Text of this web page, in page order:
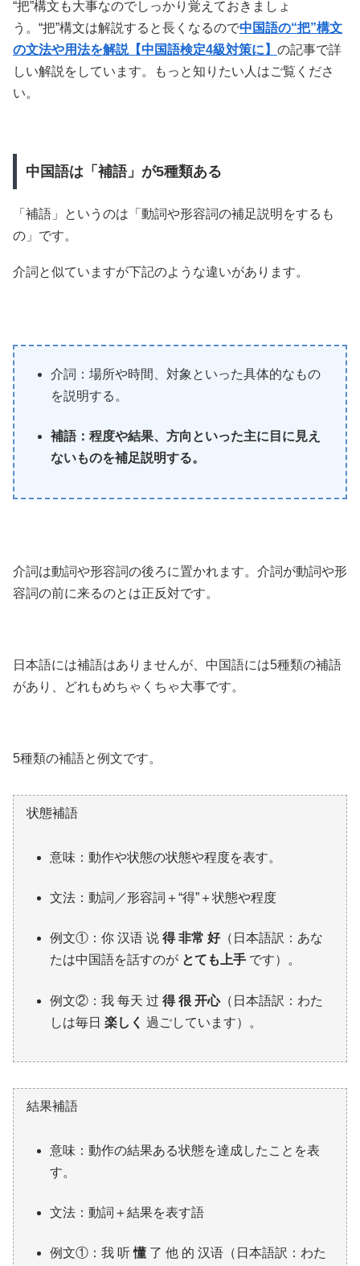
“把”構文も大事なのでしっかり覚えておきましょ
う。“把”構文は解説すると長くなるので中国語の“把”構文
の文法や用法を解説【中国語検定4級対策に】 の記事で詳
しい解説をしています。もっと知りたい人はご覧くださ
い。
中国語は「補語」が5種類ある
「補語」というのは「動詞や形容詞の補足説明をするも
の」です。
介詞と似ていますが下記のような違いがあります。
介詞：場所や時間、対象といった具体的なもの
を説明する。
補語：程度や結果、方向といった主に目に見え
ないものを補足説明する。
介詞は動詞や形容詞の後ろに置かれます。介詞が動詞や形
容詞の前に来るのとは正反対です。
日本語には補語はありませんが、中国語には5種類の補語
があり、どれもめちゃくちゃ大事です。
5種類の補語と例文です。
状態補語
意味：動作や状態の状態や程度を表す。
文法：動詞／形容詞＋“得”＋状態や程度
例文①：你 汉语 说得 非常 好（日本語訳：あな
たは中国語を話すのが とても上手 です）。
例文②：我 每天 过得 很 开心（日本語訳：わた
しは毎日楽しく 過ごしています）。
結果補語
意味：動作の結果ある状態を達成したことを表
す。
文法：動詞＋結果を表す語
例文①：我 听懂 了 他 的 汉语（日本語訳：わた